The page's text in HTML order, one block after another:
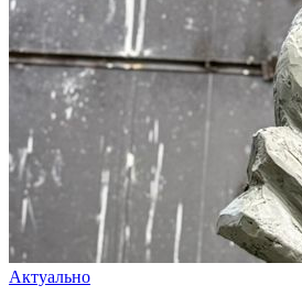
Актуально